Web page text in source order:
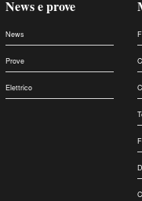
News e prove
News
Prove
Elettrico